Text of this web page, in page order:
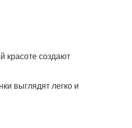
красоте создают
выглядят легко и